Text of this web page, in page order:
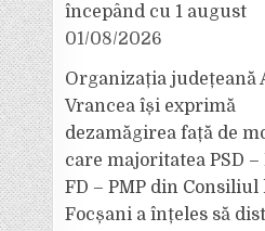
începând cu 1 august
01/08/2026
Organizația județeană
Vrancea își exprimă
dezamăgirea față de
care majoritatea PSD –
FD – PMP din Consiliul
Focșani a înțeles să